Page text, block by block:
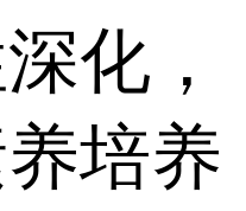
化，
培养